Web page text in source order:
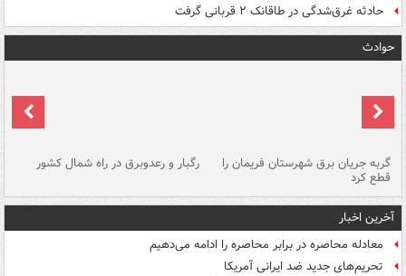
حادثه غرق‌شدگی در طاقانک ۲ قربانی گرفت
حوادث
گربه جریان برق شهرستان فریمان را
قطع کرد
رگبار و رعدوبرق در راه شمال کشور
آخرین اخبار
معادله محاصره در برابر محاصره را ادامه می‌دهیم
تحریم‌های جدید ضد ایرانی آمریکا